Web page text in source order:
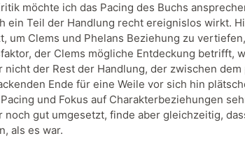
möchte ich das Pacing des Buchs
ein Teil der Handlung recht ereignislos wirkt.
um Clems und Phelans Beziehung zu
der Clems mögliche Entdeckung betrifft,
nicht der Rest der Handlung, der zwischen dem
Ende für eine Weile vor sich hin
und Fokus auf Charakterbeziehungen
noch gut umgesetzt, finde aber gleichzeitig,
als es war.